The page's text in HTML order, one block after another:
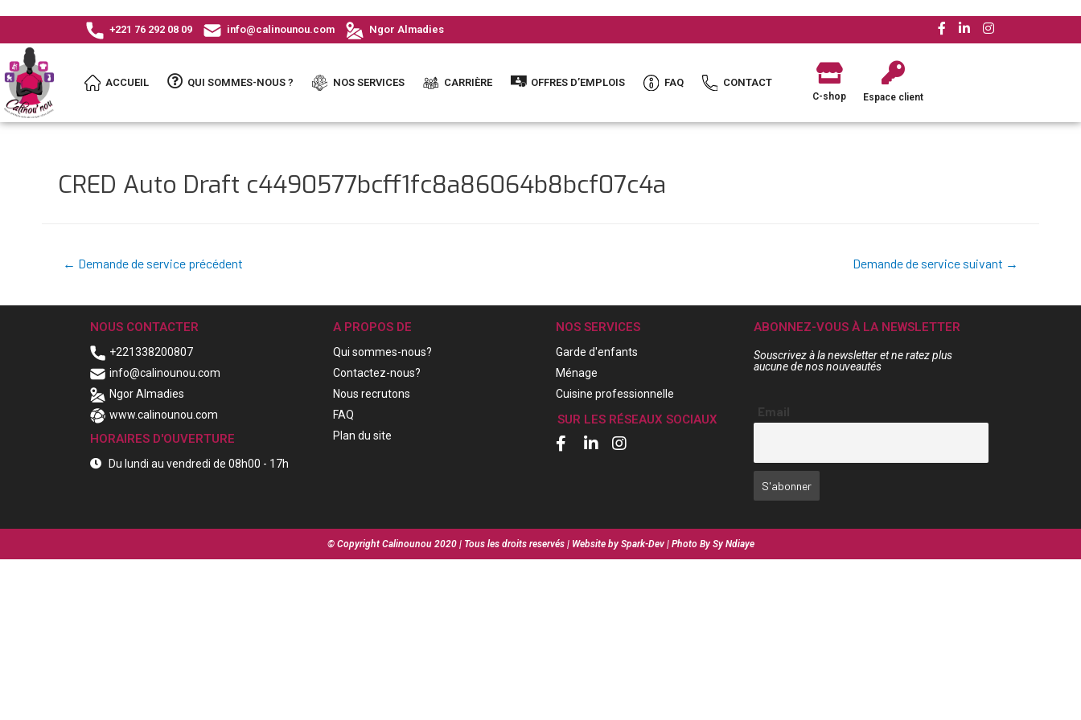
+221 76 292 08 09 info@calinounou.com Ngor Almadies
ACCUEIL QUI SOMMES-NOUS ? NOS SERVICES CARRIÈRE OFFRES D’EMPLOIS FAQ CONTACT
C-shop Espace client
CRED Auto Draft c4490577bcff1fc8a86064b8bcf07c4a
← Demande de service précédent Demande de service suivant →
NOUS CONTACTER
+221338200807
info@calinounou.com
Ngor Almadies
www.calinounou.com
HORAIRES D'OUVERTURE
Du lundi au vendredi de 08h00 - 17h
A PROPOS DE
Qui sommes-nous?
Contactez-nous?
Nous recrutons
FAQ
Plan du site
NOS SERVICES
Garde d'enfants
Ménage
Cuisine professionnelle
SUR LES RÉSEAUX SOCIAUX
ABONNEZ-VOUS À LA NEWSLETTER
Souscrivez à la newsletter et ne ratez plus
aucune de nos nouveautés
Email
© Copyright Calinounou 2020 | Tous les droits reservés | Website by Spark-Dev | Photo By Sy Ndiaye